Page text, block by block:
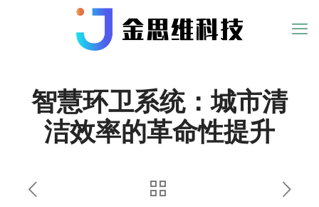
智慧环卫系统：城市清
洁效率的革命性提升